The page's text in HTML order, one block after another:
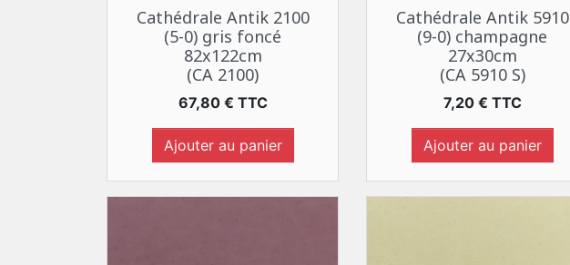
 Aperçu rapide
Cathédrale Antik 2100
(5-0) gris foncé
82x122cm
(CA 2100)
Prix
67,80 € TTC
Ajouter au panier
 Aperçu rapide
Cathédrale Antik 5910
(9-0) champagne
27x30cm
(CA 5910 S)
Prix
7,20 € TTC
Ajouter au panier